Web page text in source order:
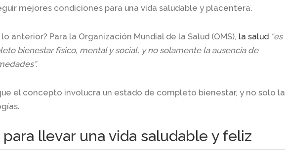
mejores condiciones para una vida saludable y placentera.
anterior? Para la Organización Mundial de la Salud (OMS), la salud “es
bienestar físico, mental y social, y no solamente la ausencia de
el concepto involucra un estado de completo bienestar, y no solo la
llevar una vida saludable y feliz